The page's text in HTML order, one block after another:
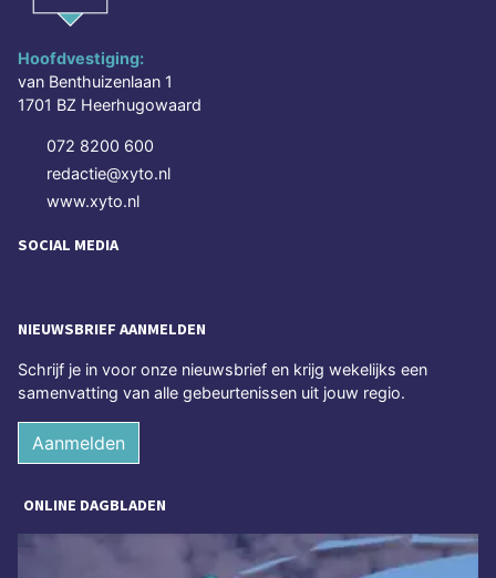
Hoofdvestiging:
van Benthuizenlaan 1
1701 BZ Heerhugowaard
072 8200 600
redactie@xyto.nl
www.xyto.nl
SOCIAL MEDIA
NIEUWSBRIEF AANMELDEN
Schrijf je in voor onze nieuwsbrief en krijg wekelijks een
samenvatting van alle gebeurtenissen uit jouw regio.
Aanmelden
ONLINE DAGBLADEN